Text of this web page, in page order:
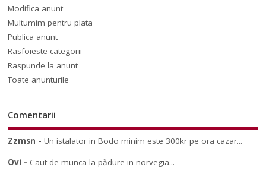
Modifica anunt
Multumim pentru plata
Publica anunt
Rasfoieste categorii
Raspunde la anunt
Toate anunturile
Comentarii
Zzmsn -Un istalator in Bodo minim este 300kr pe ora cazar...
Ovi - Caut de munca la pădure in norvegia...